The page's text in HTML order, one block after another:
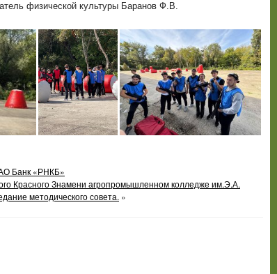
физической культуры Баранов Ф.В.
Банк «РНКБ»
Красного Знамени агропромышленном колледже им.Э.А.
методического совета. »